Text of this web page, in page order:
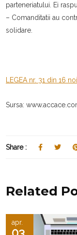
parteneriatului. Ei
– Comanditatii au
solidare.
LEGEA nr. 31 din 16
Sursa:
Share :
Related
apr.